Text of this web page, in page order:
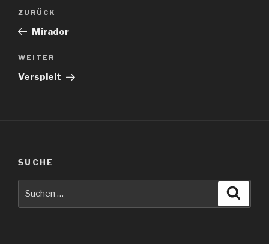
Beitragsnavigation
Vorheriger
Beitrag
ZURÜCK
Mirador
Nächster
Beitrag
WEITER
Verspielt
SUCHE